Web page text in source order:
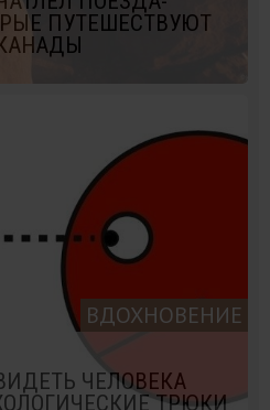
ПУТЕШЕСТВУЮТ
ВДОХНОВЕНИЕ
ЧЕЛОВЕКА
ТРЮКИ